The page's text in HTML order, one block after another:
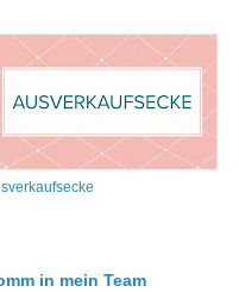
in mein Team